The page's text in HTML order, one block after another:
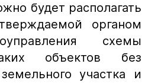
будет располагать
органом
схемы
объектов без
участка и